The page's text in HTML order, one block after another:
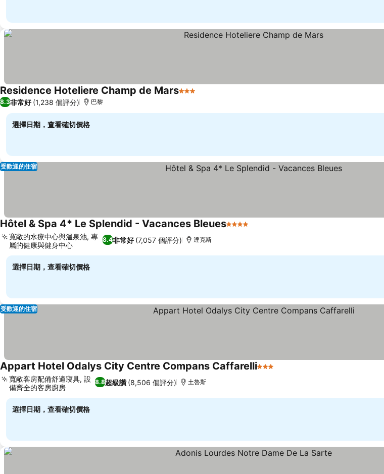
Residence Hoteliere Champ de Mars3 星級
8.3非常好 (1,238 個評分) 巴黎
選擇日期，查看確切價格
受歡迎的住宿
Hôtel & Spa 4* Le Splendid - Vacances Bleues4 星級
8.4非常好 (7,057 個評分)
寬敞的水療中心與溫泉池, 專
屬的健康與健身中心
達克斯
選擇日期，查看確切價格
受歡迎的住宿
Appart Hotel Odalys City Centre Compans Caffarelli3 星級
8.8超級讚 (8,506 個評分)
寬敞客房配備舒適寢具, 設
備齊全的客房廚房
土魯斯
選擇日期，查看確切價格